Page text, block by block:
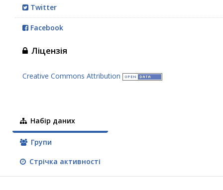
Twitter
Facebook
Ліцензія
Creative Commons Attribution
Набір даних
Групи
Стрічка активності